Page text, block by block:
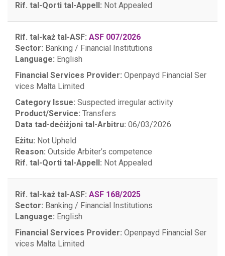
Rif. tal-Qorti tal-Appell: Not Appealed
Rif. tal-każ tal-ASF: ASF 007/2026
Sector: Banking / Financial Institutions
Language: English
Financial Services Provider: Openpayd Financial Ser
vices Malta Limited
Category Issue: Suspected irregular activity
Product/Service: Transfers
Data tad-deċiżjoni tal-Arbitru: 06/03/2026
Eżitu: Not Upheld
Reason: Outside Arbiter’s competence
Rif. tal-Qorti tal-Appell: Not Appealed
Rif. tal-każ tal-ASF: ASF 168/2025
Sector: Banking / Financial Institutions
Language: English
Financial Services Provider: Openpayd Financial Ser
vices Malta Limited